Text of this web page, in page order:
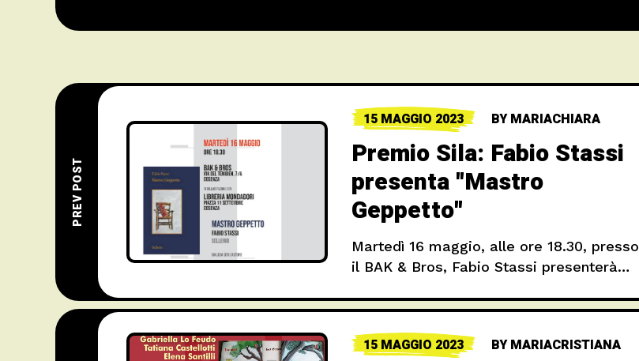
PREV POST
15 MAGGIO 2023 BYMARIACHIARA
Premio Sila: Fabio Stassi
presenta "Mastro
Geppetto"
Martedì 16 maggio, alle ore 18.30, presso
il BAK & Bros, Fabio Stassi presenterà
presidente della Fondazione Premio Sila
15 MAGGIO 2023 BYMARIACRISTIANA